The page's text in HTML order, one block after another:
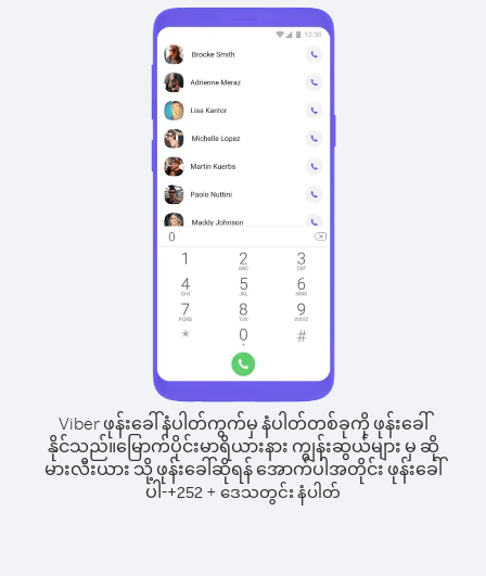
Viber ဖုန်းခေါ်နံပါတ်ကွက်မှ နံပါတ်တစ်ခုကို ဖုန်းခေါ်
နိုင်သည်။မြောက်ပိုင်းမာရိယားနား ကျွန်းဆွယ်များ မှ ဆို
မားလီးယား သို့ ဖုန်းခေါ်ဆိုရန် အောက်ပါအတိုင်း ဖုန်းခေါ်
ပါ-+252 + ဒေသတွင်း နံပါတ်